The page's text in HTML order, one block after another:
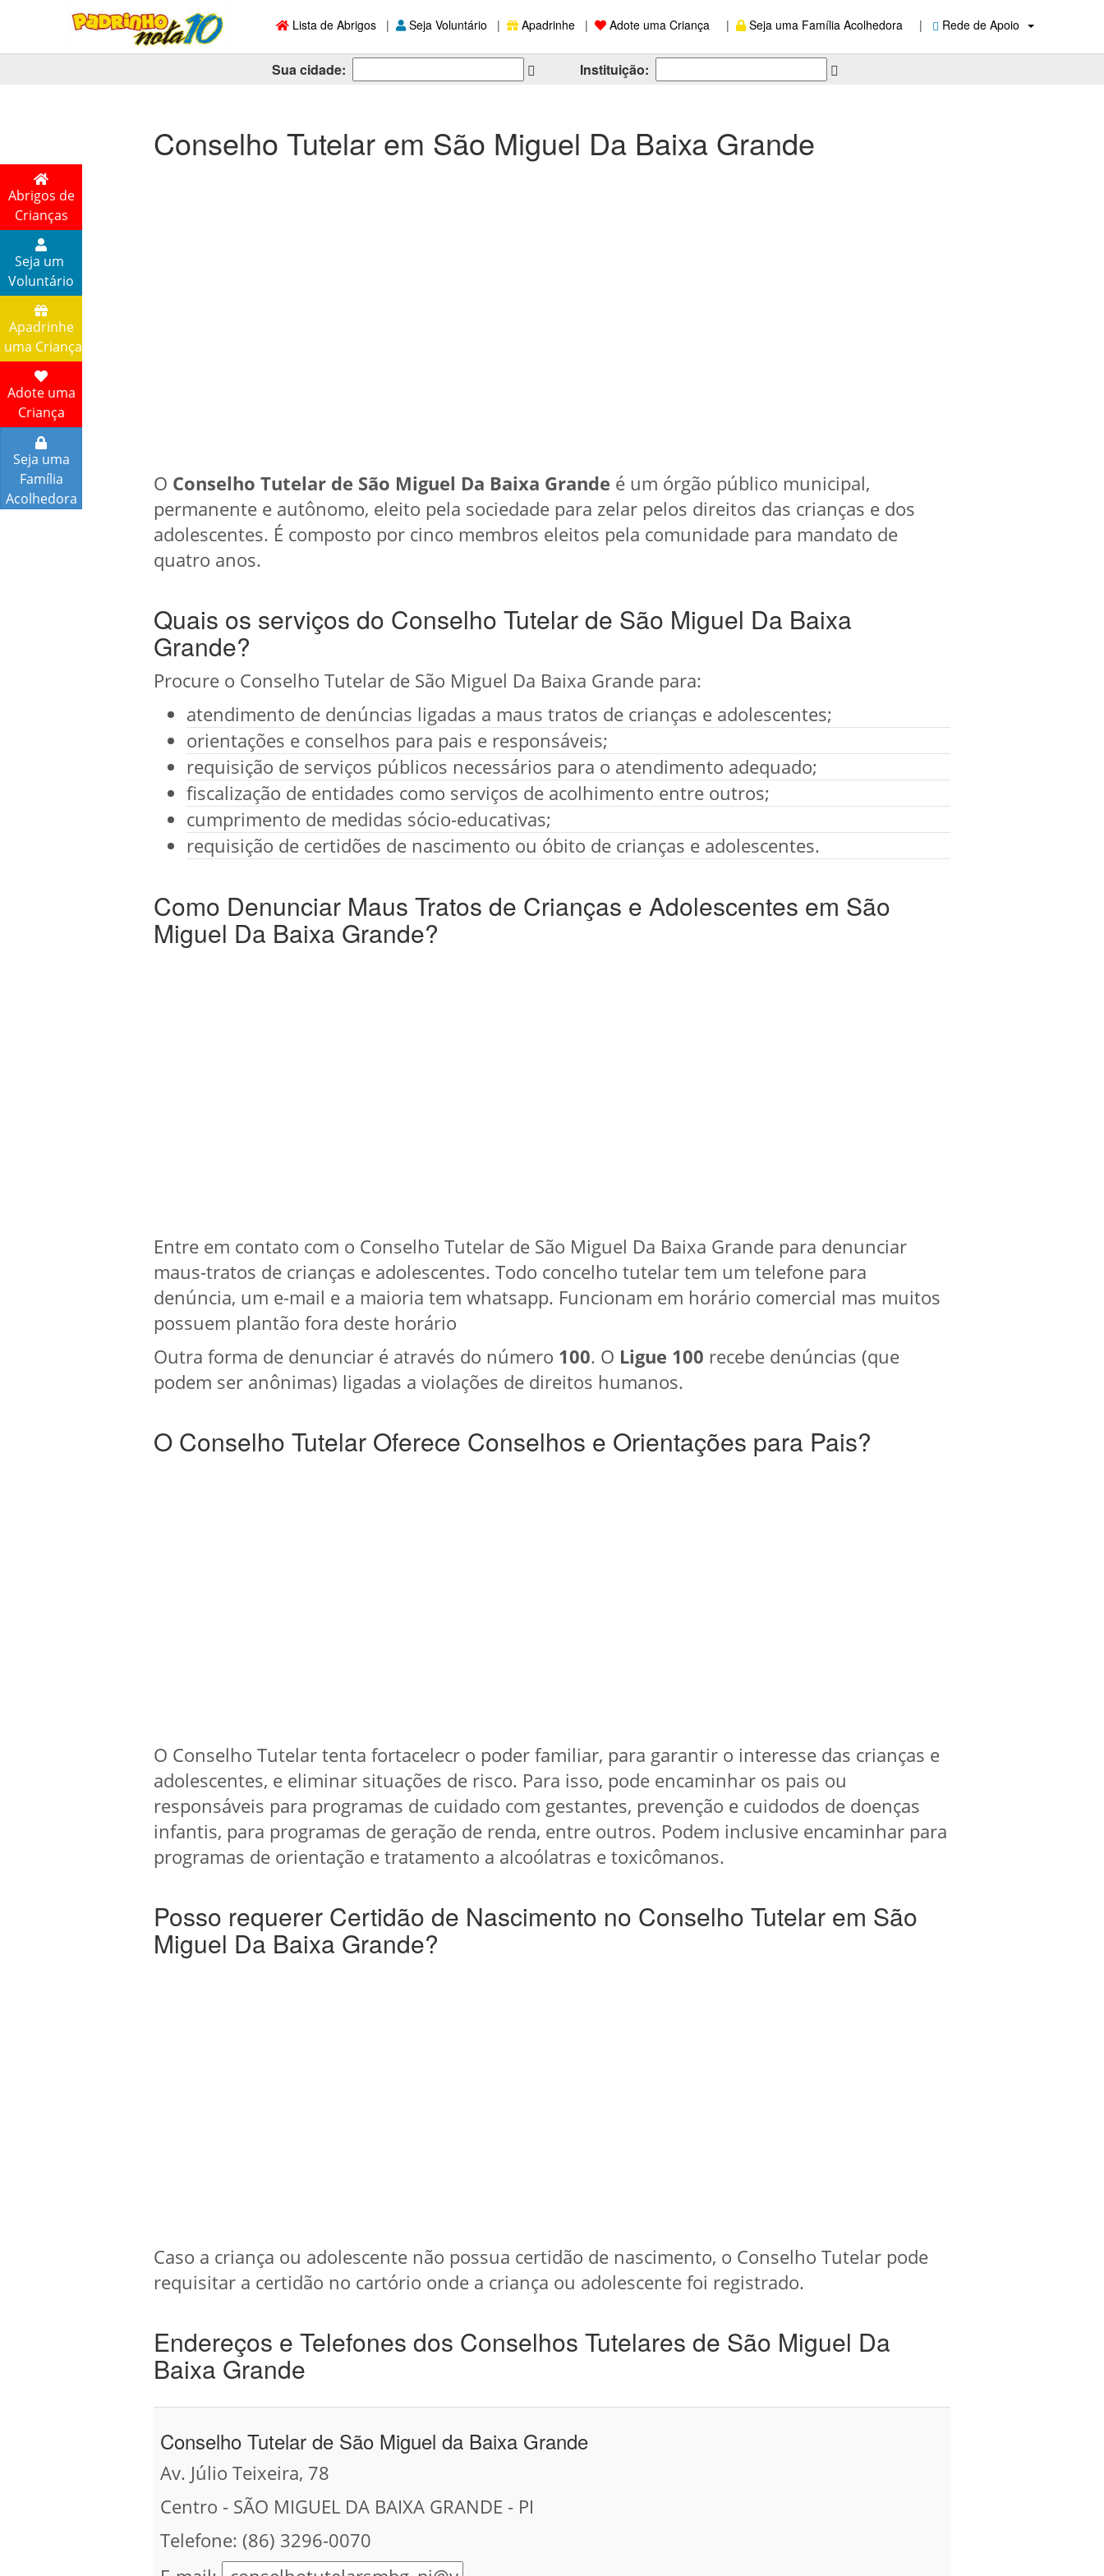
Lista de Abrigos | Seja Voluntário | Apadrinhe | Adote uma Criança | Seja uma Família Acolhedora | Rede de Apoio
Sua cidade: Instituição:
Abrigos de
Crianças
Seja um
Voluntário
Apadrinhe
uma Criança
Adote uma
Criança
Seja uma
Família
Acolhedora
Conselho Tutelar em São Miguel Da Baixa Grande
O Conselho Tutelar de São Miguel Da Baixa Grande é um órgão público municipal,
permanente e autônomo, eleito pela sociedade para zelar pelos direitos das crianças e dos
adolescentes. É composto por cinco membros eleitos pela comunidade para mandato de
quatro anos.
Quais os serviços do Conselho Tutelar de São Miguel Da Baixa
Grande?
Procure o Conselho Tutelar de São Miguel Da Baixa Grande para:
atendimento de denúncias ligadas a maus tratos de crianças e adolescentes;
orientações e conselhos para pais e responsáveis;
requisição de serviços públicos necessários para o atendimento adequado;
fiscalização de entidades como serviços de acolhimento entre outros;
cumprimento de medidas sócio-educativas;
requisição de certidões de nascimento ou óbito de crianças e adolescentes.
Como Denunciar Maus Tratos de Crianças e Adolescentes em São
Miguel Da Baixa Grande?
Entre em contato com o Conselho Tutelar de São Miguel Da Baixa Grande para denunciar
maus-tratos de crianças e adolescentes. Todo concelho tutelar tem um telefone para
denúncia, um e-mail e a maioria tem whatsapp. Funcionam em horário comercial mas muitos
possuem plantão fora deste horário
Outra forma de denunciar é através do número 100. O Ligue 100 recebe denúncias (que
podem ser anônimas) ligadas a violações de direitos humanos.
O Conselho Tutelar Oferece Conselhos e Orientações para Pais?
O Conselho Tutelar tenta fortacelecr o poder familiar, para garantir o interesse das crianças e
adolescentes, e eliminar situações de risco. Para isso, pode encaminhar os pais ou
responsáveis para programas de cuidado com gestantes, prevenção e cuidodos de doenças
infantis, para programas de geração de renda, entre outros. Podem inclusive encaminhar para
programas de orientação e tratamento a alcoólatras e toxicômanos.
Posso requerer Certidão de Nascimento no Conselho Tutelar em São
Miguel Da Baixa Grande?
Caso a criança ou adolescente não possua certidão de nascimento, o Conselho Tutelar pode
requisitar a certidão no cartório onde a criança ou adolescente foi registrado.
Endereços e Telefones dos Conselhos Tutelares de São Miguel Da
Baixa Grande
Conselho Tutelar de São Miguel da Baixa Grande
Av. Júlio Teixeira, 78
Centro - SÃO MIGUEL DA BAIXA GRANDE - PI
Telefone: (86) 3296-0070